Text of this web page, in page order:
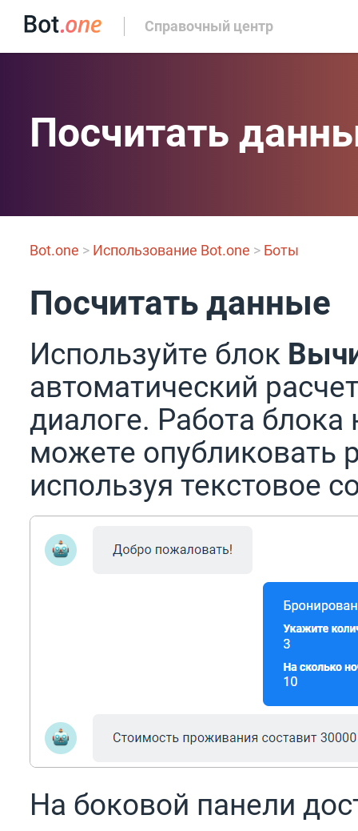
Справочный центр
Посчитать
Bot.one > Использование Bot.one > Боты
Посчитать данные
Используйте блок
автоматический
диалоге. Работа
можете опубликовать
используя текстовое
На боковой панели